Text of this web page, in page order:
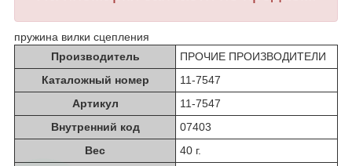
пружина вилки сцепления
Производитель
ПРОЧИЕ ПРОИЗВОДИТЕЛИ
Каталожный номер
11-7547
Артикул
11-7547
Внутренний код
07403
Вес
40 г.